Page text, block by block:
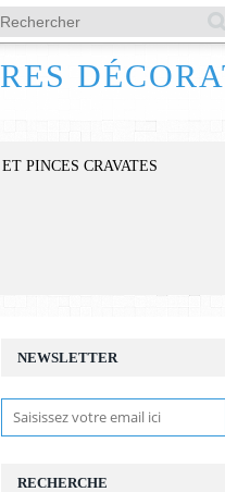
PINCES CRAVATES
NEWSLETTER
RECHERCHE